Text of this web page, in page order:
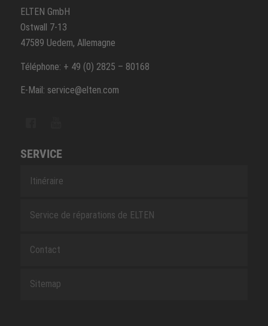
ELTEN GmbH
Ostwall 7-13
47589 Uedem, Allemagne
Téléphone: + 49 (0) 2825 – 80168
E-Mail: service@elten.com
SERVICE
Itinéraire
Service de réparations de ELTEN
Contact
Sitemap